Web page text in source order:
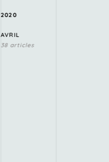
2020
AVRIL
38 articles